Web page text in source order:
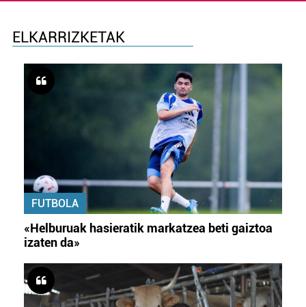
ELKARRIZKETAK
FUTBOLA
«Helburuak hasieratik markatzea beti gaiztoa
izaten da»